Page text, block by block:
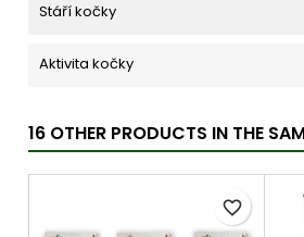
Stáří kočky
Aktivita kočky
16 OTHER PRODUCTS IN THE
favorite_border